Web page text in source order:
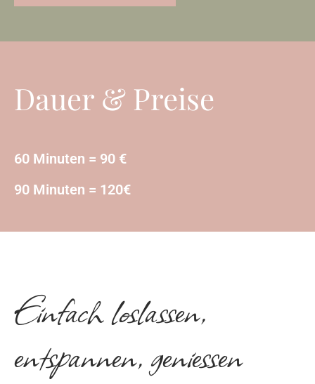
Dauer & Preise
60 Minuten = 90 €
90 Minuten = 120€
Einfach loslassen,
entspannen, geniessen